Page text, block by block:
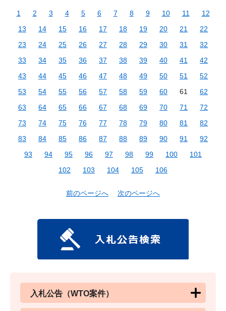
1 2 3 4 5 6 7 8 9 10 11
12
13
14 15 16 17 18 19 20 21
22
23
24 25 26 27 28 29 30 31
32
33
34 35 36 37 38 39 40 41
42
43
44 45 46 47 48 49 50 51
52
53
54 55 56 57 58 59 60 61
62
63
64 65 66 67 68 69 70 71
72
73
74 75 76 77 78 79 80 81
82
83
84 85 86 87 88 89 90 91
92
93
94 95 96 97 98 99 100
101
102
103 104 105 106
前のページへ 次のページへ
入札公告（WTO案件）